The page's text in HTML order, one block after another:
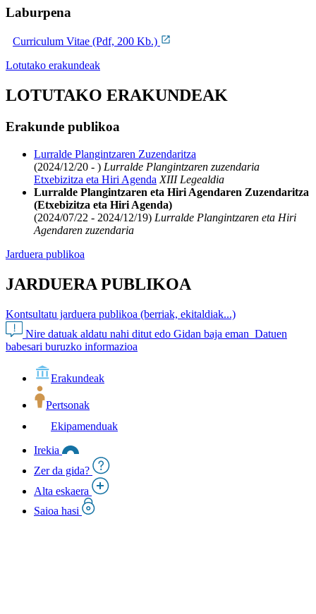
Laburpena
Curriculum Vitae (Pdf, 200 Kb.)
Lotutako erakundeak
LOTUTAKO ERAKUNDEAK
Erakunde publikoa
Lurralde Plangintzaren Zuzendaritza
(2024/12/20 - ) Lurralde Plangintzaren zuzendaria
Etxebizitza eta Hiri Agenda XIII Legealdia
Lurralde Plangintzaren eta Hiri Agendaren Zuzendaritza
(Etxebizitza eta Hiri Agenda)
(2024/07/22 - 2024/12/19) Lurralde Plangintzaren eta Hiri
Agendaren zuzendaria
Jarduera publikoa
JARDUERA PUBLIKOA
Kontsultatu jarduera publikoa (berriak, ekitaldiak...)
Nire datuak aldatu nahi ditut edo Gidan baja eman Datuen
babesari buruzko informazioa
Erakundeak
Pertsonak
Ekipamenduak
Irekia
Zer da gida?
Alta eskaera
Saioa hasi